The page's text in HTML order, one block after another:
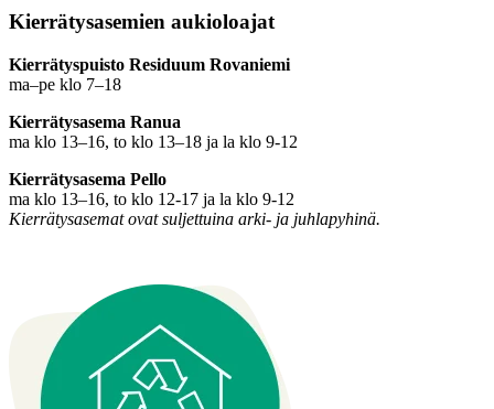
Kierrätysasemien aukioloajat
Kierrätyspuisto Residuum Rovaniemi
ma–pe klo 7–18
Kierrätysasema Ranua
ma klo 13–16, to klo 13–18 ja la klo 9-12
Kierrätysasema Pello
ma klo 13–16, to klo 12-17 ja la klo 9-12
Kierrätysasemat ovat suljettuina arki- ja juhlapyhinä.